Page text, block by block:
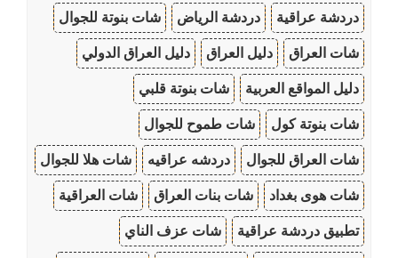
دردشة عراقية دردشة الرياض شات بنوتة للجوال
شات العراق دليل العراق دليل العراق الدولي
دليل المواقع العربية شات بنوتة قلبي
شات بنوتة كول شات طموح للجوال
شات العراق للجوال دردشه عراقيه شات هلا للجوال
شات هوى بغداد شات بنات العراق شات العراقية
تطبيق دردشة عراقية شات عزف الناي